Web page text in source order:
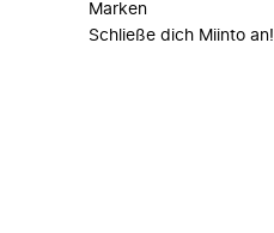
Marken
Schließe dich Miinto an!